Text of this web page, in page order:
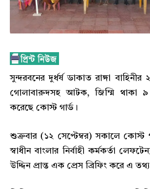
সুন্দরবনের দুর্ধর্ষ ডাকাত রাঙ্গা
গোলাবারুদসহ আটক, জিম্মি থাকা ৯
করেছে কোস্ট গার্ড।
শুক্রবার (১২ সেপ্টেম্বর) সকালে কোস্ট
স্বাধীন বাংলার নির্বাহী কর্মকর্তা
উদ্দিন প্রান্ত এক প্রেস ব্রিফিং করে এ